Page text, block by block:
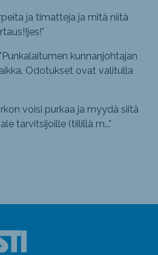
ja timatteja ja mitä niitä
"
Punkalaitumen kunnanjohtajan
Odotukset ovat valitulla
voisi purkaa ja myydä siitä
tarvitsijoille (tiilillä m..."